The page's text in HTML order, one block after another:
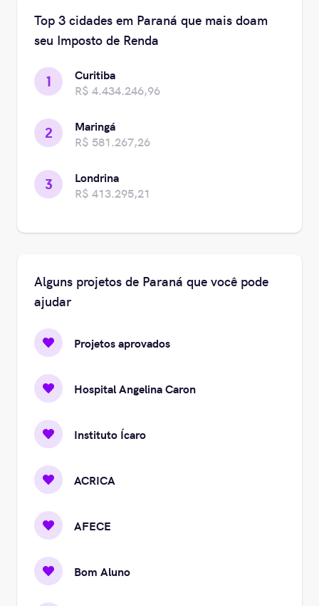
Top 3 cidades em Paraná que mais doam
seu Imposto de Renda
1
Curitiba
R$ 4.434.246,96
2
Maringá
R$ 581.267,26
3
Londrina
R$ 413.295,21
Alguns projetos de Paraná que você pode
ajudar
Projetos aprovados
Hospital Angelina Caron
Instituto Ícaro
ACRICA
AFECE
Bom Aluno